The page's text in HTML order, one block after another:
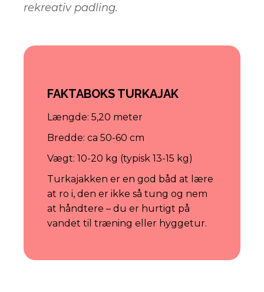
rekreativ padling.
FAKTABOKS TURKAJAK
Længde: 5,20 meter
Bredde: ca 50-60 cm
Vægt: 10-20 kg (typisk 13-15 kg)
Turkajakken er en god båd at lære
at ro i, den er ikke så tung og nem
at håndtere – du er hurtigt på
vandet til træning eller hyggetur.